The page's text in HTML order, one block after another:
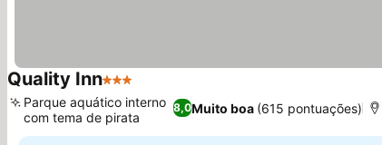
Quality Inn3 Estrelas
8,0Muito boa (615 pontuações)
Parque aquático interno
com tema de pirata